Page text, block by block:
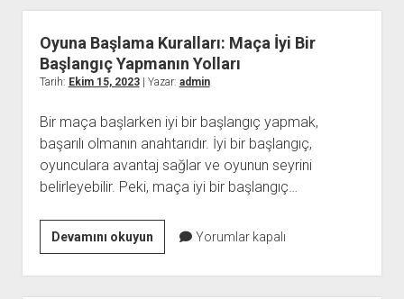
Oyuna Başlama Kuralları: Maça İyi Bir
Başlangıç Yapmanın Yolları
Tarih: Ekim 15, 2023| Yazar: admin
Bir maça başlarken iyi bir başlangıç yapmak,
başarılı olmanın anahtarıdır. İyi bir başlangıç,
oyunculara avantaj sağlar ve oyunun seyrini
belirleyebilir. Peki, maça iyi bir başlangıç…
Devamını okuyunOyuna
Başlama
Kuralları:
Yorumlar kapalı